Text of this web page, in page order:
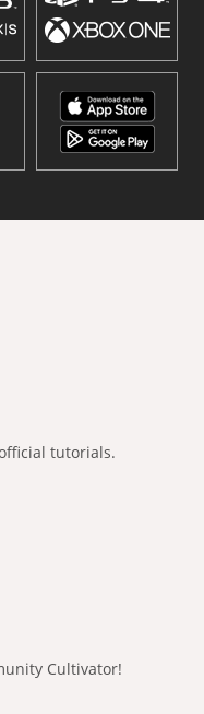
tutorials.
Cultivator!